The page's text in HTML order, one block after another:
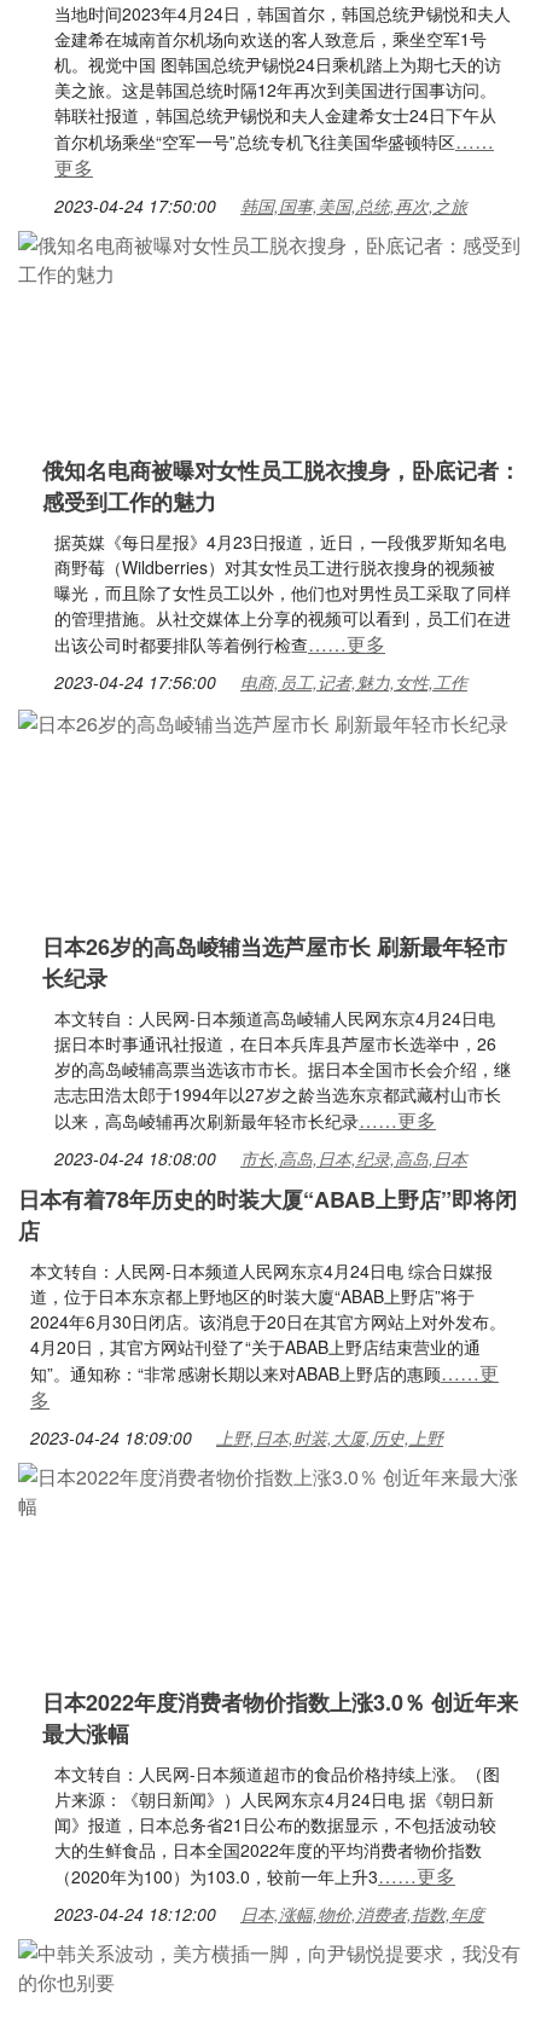
当地时间2023年4月24日，韩国首尔，韩国总统尹锡悦和夫人
金建希在城南首尔机场向欢送的客人致意后，乘坐空军1号
机。视觉中国 图韩国总统尹锡悦24日乘机踏上为期七天的访
美之旅。这是韩国总统时隔12年再次到美国进行国事访问。
韩联社报道，韩国总统尹锡悦和夫人金建希女士24日下午从
首尔机场乘坐“空军一号”总统专机飞往美国华盛顿特区……
更多
2023-04-24 17:50:00 韩国,国事,美国,总统,再次,之旅
俄知名电商被曝对女性员工脱衣搜身，卧底记者：
感受到工作的魅力
据英媒《每日星报》4月23日报道，近日，一段俄罗斯知名电
商野莓（Wildberries）对其女性员工进行脱衣搜身的视频被
曝光，而且除了女性员工以外，他们也对男性员工采取了同样
的管理措施。从社交媒体上分享的视频可以看到，员工们在进
出该公司时都要排队等着例行检查……更多
2023-04-24 17:56:00 电商,员工,记者,魅力,女性,工作
日本26岁的高岛崚辅当选芦屋市长 刷新最年轻市
长纪录
本文转自：人民网-日本频道高岛崚辅人民网东京4月24日电
据日本时事通讯社报道，在日本兵库县芦屋市长选举中，26
岁的高岛崚辅高票当选该市市长。据日本全国市长会介绍，继
志志田浩太郎于1994年以27岁之龄当选东京都武藏村山市长
以来，高岛崚辅再次刷新最年轻市长纪录……更多
2023-04-24 18:08:00 市长,高岛,日本,纪录,高岛,日本
日本有着78年历史的时装大厦“ABAB上野店”即将闭
店
本文转自：人民网-日本频道人民网东京4月24日电 综合日媒报
道，位于日本东京都上野地区的时装大廈“ABAB上野店”将于
2024年6月30日闭店。该消息于20日在其官方网站上对外发布。
4月20日，其官方网站刊登了“关于ABAB上野店结束营业的通
知”。通知称：“非常感谢长期以来对ABAB上野店的惠顾……更
多
2023-04-24 18:09:00 上野,日本,时装,大厦,历史,上野
日本2022年度消费者物价指数上涨3.0％ 创近年来
最大涨幅
本文转自：人民网-日本频道超市的食品价格持续上涨。（图
片来源：《朝日新闻》）人民网东京4月24日电 据《朝日新
闻》报道，日本总务省21日公布的数据显示，不包括波动较
大的生鲜食品，日本全国2022年度的平均消费者物价指数
（2020年为100）为103.0，较前一年上升3……更多
2023-04-24 18:12:00 日本,涨幅,物价,消费者,指数,年度